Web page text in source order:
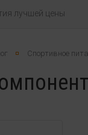
лучшей цены
Спортивное